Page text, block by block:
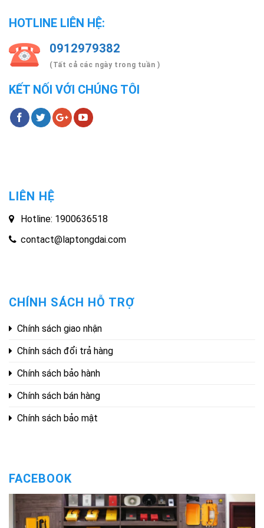
HOTLINE LIÊN HỆ:
0912979382
(Tất cả các ngày trong tuần )
KẾT NỐI VỚI CHÚNG TÔI
LIÊN HỆ
Hotline: 1900636518
contact@laptongdai.com
CHÍNH SÁCH HỖ TRỢ
Chính sách giao nhận
Chính sách đổi trả hàng
Chính sách bảo hành
Chính sách bán hàng
Chính sách bảo mật
FACEBOOK